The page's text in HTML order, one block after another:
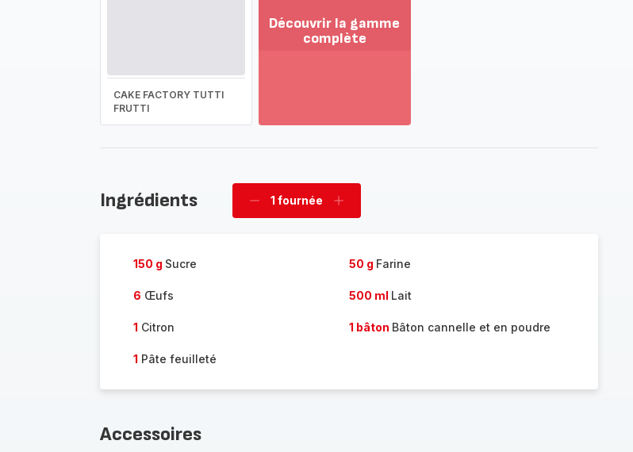
CAKE FACTORY TUTTI
FRUTTI
Découvrir la gamme
complète
Ingrédients
Supprimer
1 fournée
Ajouter
150 g Sucre 50 g Farine
6 Œufs 500 ml Lait
1 Citron 1 bâton Bâton cannelle et en poudre
1 Pâte feuilleté
Accessoires